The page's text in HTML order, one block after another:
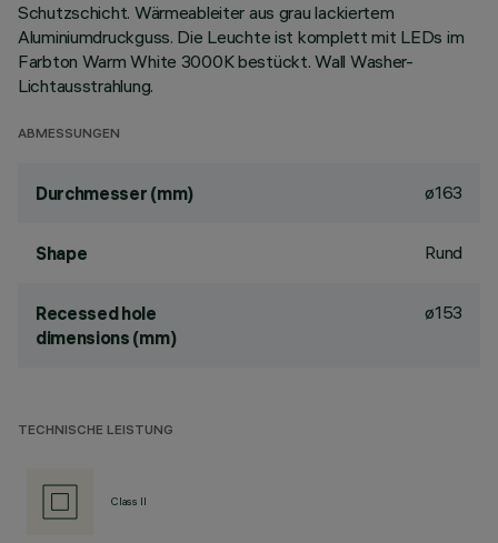
Schutzschicht. Wärmeableiter aus grau lackiertem
Aluminiumdruckguss. Die Leuchte ist komplett mit LEDs im
Farbton Warm White 3000K bestückt. Wall Washer-
Lichtausstrahlung.
ABMESSUNGEN
Durchmesser (mm) ø163
Shape Rund
Recessed hole
dimensions (mm)
ø153
TECHNISCHE LEISTUNG
Class II